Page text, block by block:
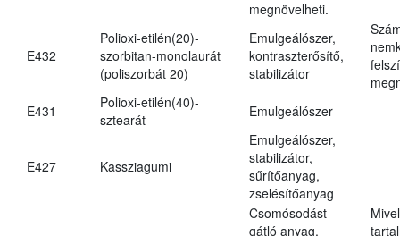
megnövelheti.
E432
Polioxi-etilén(20)-
szorbitan-monolaurát
(poliszorbát 20)
Emulgeálószer,
kontraszterősítő,
stabilizátor
E431
Polioxi-etilén(40)-
sztearát
Emulgeálószer
E427 Kassziagumi
Emulgeálószer,
stabilizátor,
sűrítőanyag,
zselésítőanyag
Csomósodást
gátló anyag,